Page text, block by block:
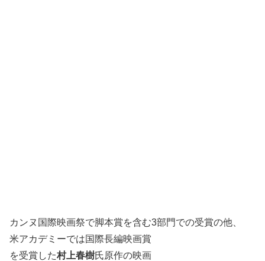
カンヌ国際映画祭で脚本賞を含む3部門での受賞の他、
米アカデミーでは国際長編映画賞
を受賞した村上春樹氏原作の映画